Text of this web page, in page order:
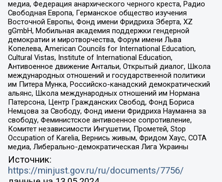
медиа, Федерация анархического черного креста, Радио
Свободная Европа, Германское общество изучения
Восточной Европы, Фонд имени Фридриха Эберта, XZ
gGmbH, Мобильная академия поддержки гендерной
демократии и миротворчества, Форум имени Льва
Копелева, American Councils for International Education,
Cultural Vistas, Institute of International Education,
Антивоенное движение Антальи, Открытый диалог, Школа
международных отношений и государственной политики
им Питера Мунка, Российско-канадский демократический
альянс, Школа международных отношений им Нормана
Патерсона, Центр Гражданских Свобод, Фонд Бориса
Немцова за Свободу, Фонд имени Фридриха Науманна за
свободу, Феминистское антивоенное сопротивление,
Комитет независимости Ингушетии, Прометей, Stop
Occupation of Karelia, Вернись живым, Фридом Хаус, СОТА
медиа, Либерально-демократическая Лига Украины
Источник:
https://minjust.gov.ru/ru/documents/7756/